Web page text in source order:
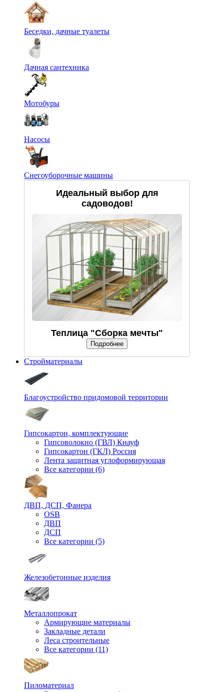
Беседки, дачные туалеты
Дачная сантехника
Мотобуры
Насосы
Снегоуборочные машины
Идеальный выбор для
садоводов!
Теплица "Сборка мечты"
Подробнее
Стройматериалы
Благоустройство придомовой территории
Гипсокартон, комплектующие
Гипсоволокно (ГВЛ) Кнауф
Гипсокартон (ГКЛ) Россия
Лента защитная углоформирующая
Все категории (6)
ДВП, ДСП, Фанера
OSB
ДВП
ДСП
Все категории (5)
Железобетонные изделия
Металлопрокат
Армирующие материалы
Закладные детали
Леса строительные
Все категории (11)
Пиломатериал